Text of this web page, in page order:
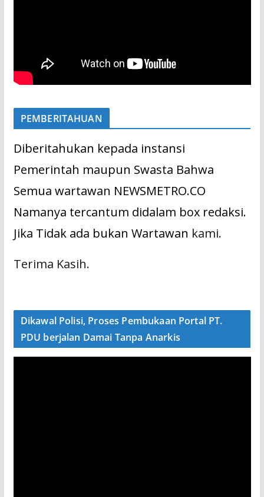
PEMBERITAHUAN
Diberitahukan kepada instansi
Pemerintah maupun Swasta Bahwa
Semua wartawan NEWSMETRO.CO
Namanya tercantum didalam box redaksi.
Jika Tidak ada bukan Wartawan kami.
Terima Kasih.
Dikawal Polisi, Proses Pembukaan Portal PT.
PDU berjalan Damai Tanpa Anarkis